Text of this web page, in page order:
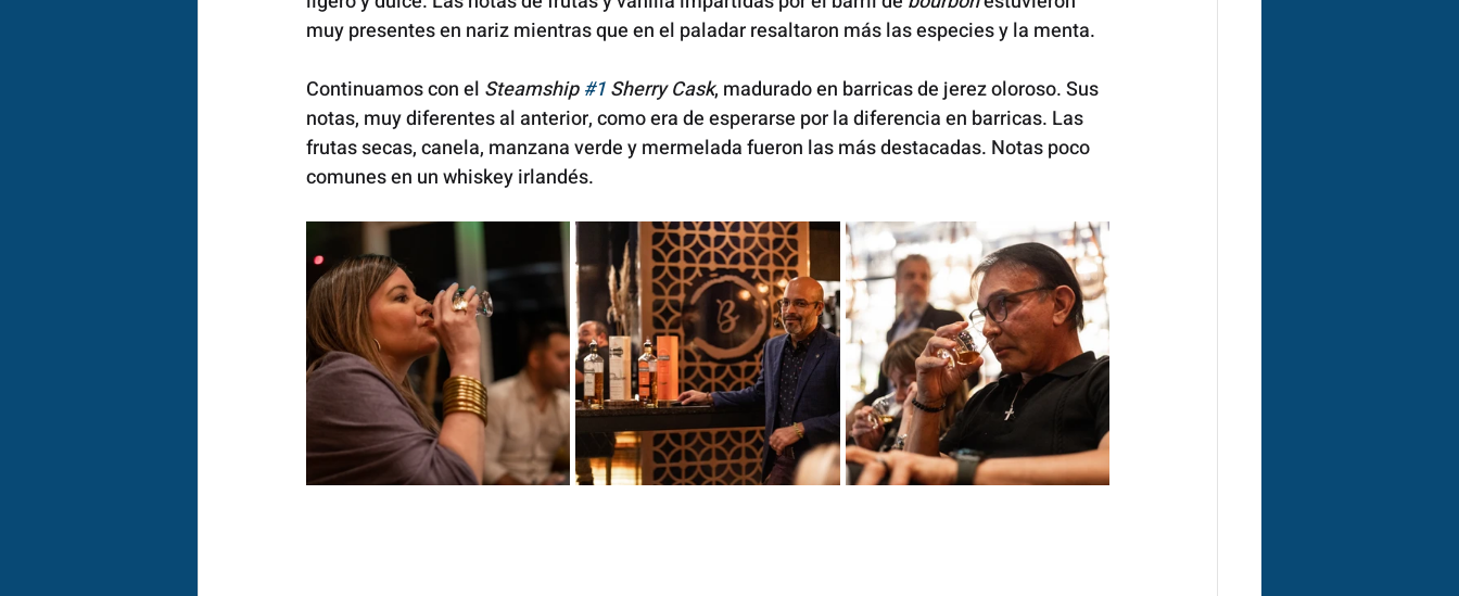
muy presentes en nariz mientras que en el paladar resaltaron más las especies y la menta.
Continuamos con el Steamship #1 Sherry Cask, madurado en barricas de jerez oloroso. Sus
notas, muy diferentes al anterior, como era de esperarse por la diferencia en barricas. Las
frutas secas, canela, manzana verde y mermelada fueron las más destacadas. Notas poco
comunes en un whiskey irlandés.